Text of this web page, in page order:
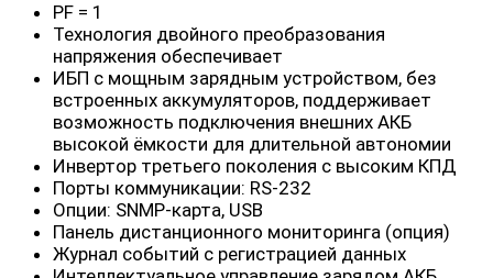
PF = 1
Технология двойного преобразования
напряжения обеспечивает
ИБП с мощным зарядным устройством, без
встроенных аккумуляторов, поддерживает
возможность подключения внешних АКБ
высокой ёмкости для длительной автономии
Инвертор третьего поколения с высоким КПД
Порты коммуникации: RS-232
Опции: SNMP-карта, USB
Панель дистанционного мониторинга (опция)
Журнал событий с регистрацией данных